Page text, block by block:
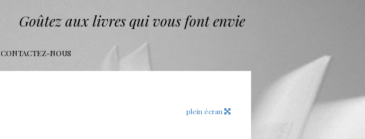
Goûtez aux livres qui vous font envie
CONTACTEZ-NOUS
plein écran